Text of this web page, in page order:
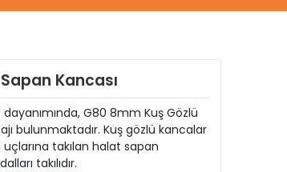
Kancası
G80 8mm Kuş Gözlü
bulunmaktadır. Kuş gözlü kancalar
takılan halat sapan
takılıdır.